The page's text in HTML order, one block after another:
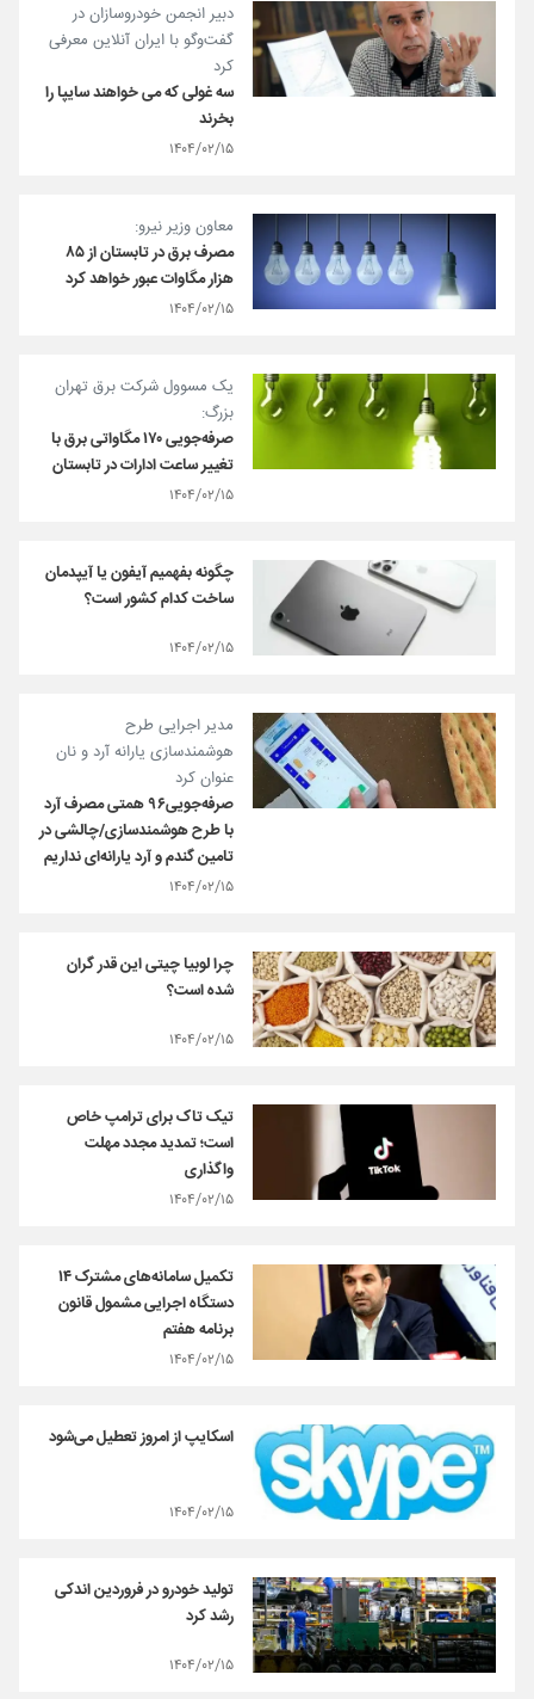
دبیر انجمن خودروسازان در
گفت‌وگو با ایران آنلاین معرفی
کرد
سه غولی که می خواهند سایپا را
بخرند
۱۴۰۴/۰۲/۱۵
معاون وزیر نیرو:
مصرف برق در تابستان از ۸۵
هزار مگاوات عبور خواهد کرد
۱۴۰۴/۰۲/۱۵
یک مسوول شرکت برق تهران
بزرگ:
صرفه‌جویی ۱۷۰ مگاواتی برق با
تغییر ساعت ادارات در تابستان
۱۴۰۴/۰۲/۱۵
چگونه بفهمیم آیفون یا آیپدمان
ساخت کدام کشور است؟
۱۴۰۴/۰۲/۱۵
مدیر اجرایی طرح
هوشمندسازی یارانه آرد و نان
عنوان کرد
صرفه‌جویی۹۶ همتی مصرف آرد
با طرح هوشمندسازی/چالشی در
تامین گندم و آرد یارانه‌ای نداریم
۱۴۰۴/۰۲/۱۵
چرا لوبیا چیتی این قدر گران
شده است؟
۱۴۰۴/۰۲/۱۵
تیک تاک برای ترامپ خاص
است؛ تمدید مجدد مهلت
واگذاری
۱۴۰۴/۰۲/۱۵
تکمیل سامانه‌های مشترک ۱۴
دستگاه اجرایی مشمول قانون
برنامه هفتم
۱۴۰۴/۰۲/۱۵
اسکایپ از امروز تعطیل می‌شود
۱۴۰۴/۰۲/۱۵
تولید خودرو در فروردین اندکی
رشد کرد
۱۴۰۴/۰۲/۱۵